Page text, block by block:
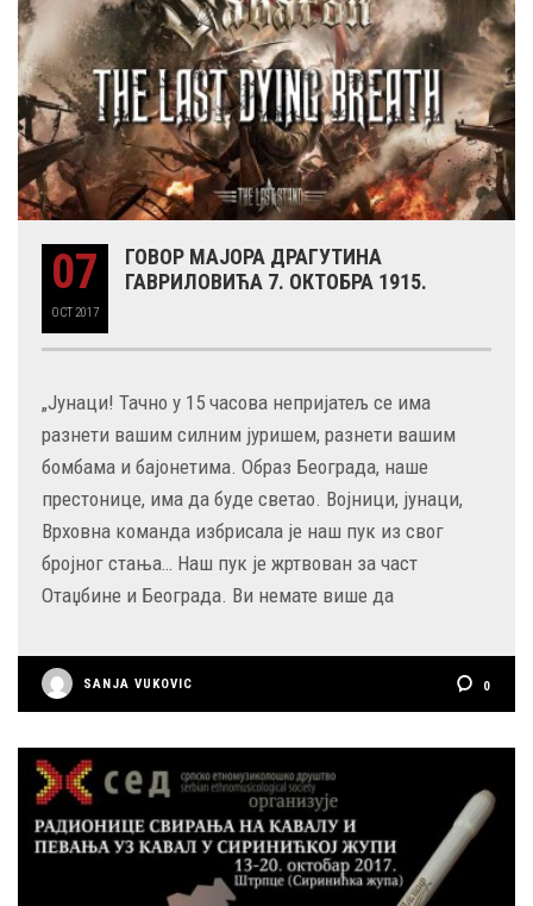
07
OCT 2017
ГОВОР МАЈОРА ДРАГУТИНА
ГАВРИЛОВИЋА 7. ОКТОБРА 1915.
„Јунаци! Тачно у 15 часова непријатељ се има
разнети вашим силним јуришем, разнети вашим
бомбама и бајонетима. Образ Београда, наше
престонице, има да буде светао. Војници, јунаци,
Врховна команда избрисала је наш пук из свог
бројног стања… Наш пук је жртвован за част
Отаџбине и Београда. Ви немате више да
SANJA VUKOVIC 0